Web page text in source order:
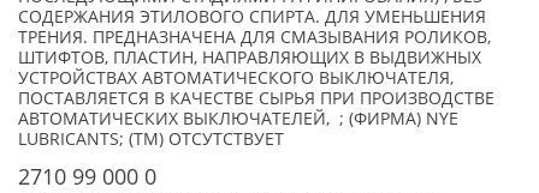
СОДЕРЖАНИЯ ЭТИЛОВОГО СПИРТА. ДЛЯ УМЕНЬШЕНИЯ
ТРЕНИЯ. ПРЕДНАЗНАЧЕНА ДЛЯ СМАЗЫВАНИЯ РОЛИКОВ,
ШТИФТОВ, ПЛАСТИН, НАПРАВЛЯЮЩИХ В ВЫДВИЖНЫХ
УСТРОЙСТВАХ АВТОМАТИЧЕСКОГО ВЫКЛЮЧАТЕЛЯ,
ПОСТАВЛЯЕТСЯ В КАЧЕСТВЕ СЫРЬЯ ПРИ ПРОИЗВОДСТВЕ
АВТОМАТИЧЕСКИХ ВЫКЛЮЧАТЕЛЕЙ, ; (ФИРМА) NYE
LUBRICANTS; (TM) ОТСУТСТВУЕТ
2710 99 000 0